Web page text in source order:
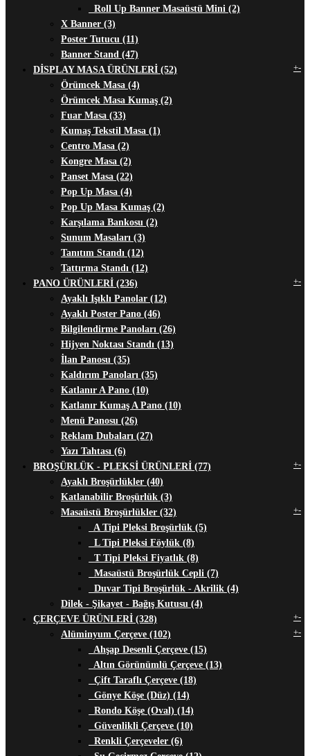
Roll Up Banner Masaüstü Mini (2)
X Banner (3)
Poster Tutucu (11)
Banner Stand (47)
DİSPLAY MASA ÜRÜNLERİ (52)
+-
Örümcek Masa (4)
Örümcek Masa Kumaş (2)
Fuar Masa (33)
Kumaş Tekstil Masa (1)
Centro Masa (2)
Kongre Masa (2)
Panset Masa (22)
Pop Up Masa (4)
Pop Up Masa Kumaş (2)
Karşılama Bankosu (2)
Sunum Masaları (3)
Tanıtım Standı (12)
Tattırma Standı (12)
PANO ÜRÜNLERİ (236)
+-
Ayaklı Işıklı Panolar (12)
Ayaklı Poster Pano (46)
Bilgilendirme Panoları (26)
Hijyen Noktası Standı (13)
İlan Panosu (35)
Kaldırım Panoları (35)
Katlanır A Pano (10)
Katlanır Kumaş A Pano (10)
Menü Panosu (26)
Reklam Dubaları (27)
Yazı Tahtası (6)
BROŞÜRLÜK - PLEKSİ ÜRÜNLERİ (77)
+-
Ayaklı Broşürlükler (40)
Katlanabilir Broşürlük (3)
Masaüstü Broşürlükler (32)
+-
A Tipi Pleksi Broşürlük (5)
L Tipi Pleksi Föylük (8)
T Tipi Pleksi Fiyatlık (8)
Masaüstü Broşürlük Cepli (7)
Duvar Tipi Broşürlük - Akrilik (4)
Dilek - Şikayet - Bağış Kutusu (4)
ÇERÇEVE ÜRÜNLERİ (328)
+-
Alüminyum Çerçeve (102)
+-
Ahşap Desenli Çerçeve (15)
Altın Görünümlü Çerçeve (13)
Çift Taraflı Çerçeve (18)
Gönye Köşe (Düz) (14)
Rondo Köşe (Oval) (14)
Güvenlikli Çerçeve (10)
Renkli Çerçeveler (6)